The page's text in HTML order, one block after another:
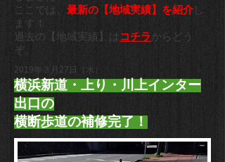
ここでは、 最新の【地域実績】を紹介し
ます！
過去の【地域実績】は コチラからどう
ぞ。
2019年３月27日（水）
横浜新道・上り・川上インター
出口の
横断歩道の補修完了！